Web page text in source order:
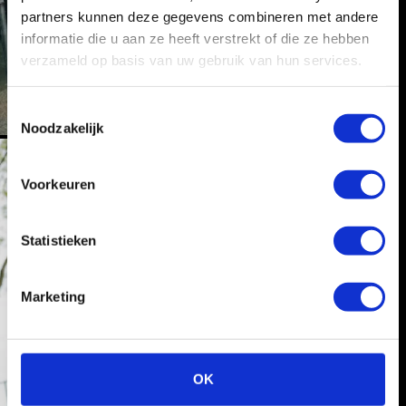
partners kunnen deze gegevens combineren met andere
informatie die u aan ze heeft verstrekt of die ze hebben
verzameld op basis van uw gebruik van hun services.
o
e
s
t
e
m
Noodzakelijk
Voorkeuren
Statistieken
Marketing
OK